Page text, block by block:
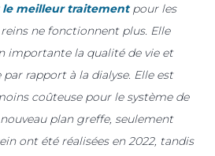
le meilleur traitementpour les
ne fonctionnent plus. Elle
importante la qualité de vie et
par rapport à la dialyse. Elle est
coûteuse pour le système de
plan greffe, seulement
ont été réalisées en 2022, tandis